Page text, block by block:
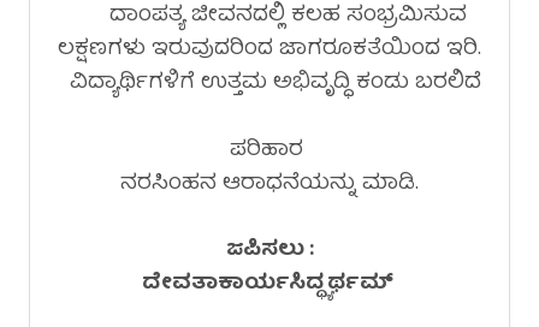
ದಾಂಪತ್ಯ ಜೀವನದಲ್ಲಿ ಕಲಹ ಸಂಭ್ರಮಿಸುವ
ಲಕ್ಷಣಗಳು ಇರುವುದರಿಂದ ಜಾಗರೂಕತೆಯಿಂದ ಇರಿ.
ವಿದ್ಯಾರ್ಥಿಗಳಿಗೆ ಉತ್ತಮ ಅಭಿವೃದ್ಧಿ ಕಂಡು ಬರಲಿದೆ
ಪರಿಹಾರ
ನರಸಿಂಹನ ಆರಾಧನೆಯನ್ನು ಮಾಡಿ.
ಜಪಿಸಲು :
ದೇವತಾಕಾರ್ಯಸಿದ್ಧ್ಯರ್ಥಮ್